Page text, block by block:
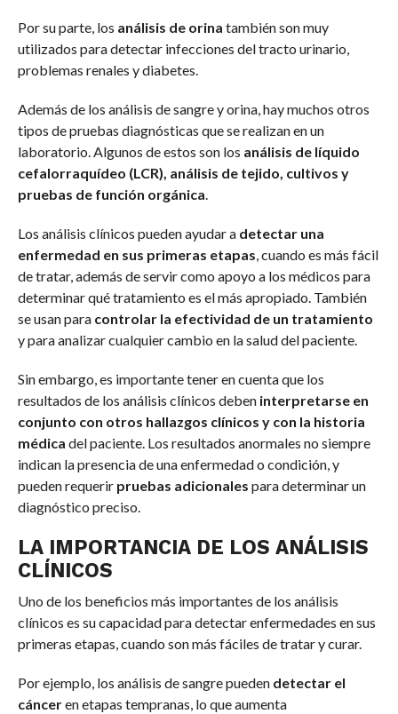
Por su parte, los análisis de orina también son muy
utilizados para detectar infecciones del tracto urinario,
problemas renales y diabetes.
Además de los análisis de sangre y orina, hay muchos otros
tipos de pruebas diagnósticas que se realizan en un
laboratorio. Algunos de estos son los análisis de líquido
cefalorraquídeo (LCR), análisis de tejido, cultivos y
pruebas de función orgánica.
Los análisis clínicos pueden ayudar a detectar una
enfermedad en sus primeras etapas, cuando es más fácil
de tratar, además de servir como apoyo a los médicos para
determinar qué tratamiento es el más apropiado. También
se usan para controlar la efectividad de un tratamiento
y para analizar cualquier cambio en la salud del paciente.
Sin embargo, es importante tener en cuenta que los
resultados de los análisis clínicos debeninterpretarse en
conjunto con otros hallazgos clínicos y con la historia
médica del paciente. Los resultados anormales no siempre
indican la presencia de una enfermedad o condición, y
pueden requerir pruebas adicionales para determinar un
diagnóstico preciso.
LA IMPORTANCIA DE LOS ANÁLISIS
CLÍNICOS
Uno de los beneficios más importantes de los análisis
clínicos es su capacidad para detectar enfermedades en sus
primeras etapas, cuando son más fáciles de tratar y curar.
Por ejemplo, los análisis de sangre pueden detectar el
cánceren etapas tempranas, lo que aumenta